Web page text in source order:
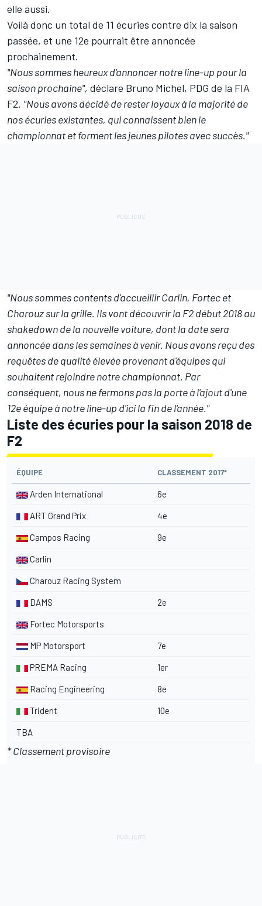
elle aussi.
Voilà donc un total de 11 écuries contre dix la saison
passée, et une 12e pourrait être annoncée
prochainement.
"Nous sommes heureux d'annoncer notre line-up pour la
saison prochaine", déclare Bruno Michel, PDG de la FIA
F2. "Nous avons décidé de rester loyaux à la majorité de
nos écuries existantes, qui connaissent bien le
championnat et forment les jeunes pilotes avec succès."
"Nous sommes contents d'accueillir Carlin, Fortec et
Charouz sur la grille. Ils vont découvrir la F2 début 2018 au
shakedown de la nouvelle voiture, dont la date sera
annoncée dans les semaines à venir. Nous avons reçu des
requêtes de qualité élevée provenant d'équipes qui
souhaitent rejoindre notre championnat. Par
conséquent, nous ne fermons pas la porte à l'ajout d'une
12e équipe à notre line-up d'ici la fin de l'année."
Liste des écuries pour la saison 2018 de
F2
ÉQUIPE CLASSEMENT 2017*
Arden International 6e
ART Grand Prix 4e
Campos Racing 9e
Carlin
Charouz Racing System
DAMS 2e
Fortec Motorsports
MP Motorsport 7e
PREMA Racing 1er
Racing Engineering 8e
Trident 10e
TBA
* Classement provisoire